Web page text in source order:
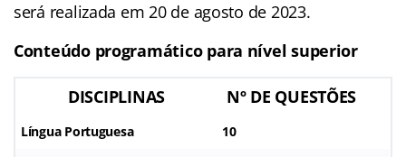
será realizada em 20 de agosto de 2023.
Conteúdo programático para nível superior
DISCIPLINAS Nº DE QUESTÕES
Língua Portuguesa 10